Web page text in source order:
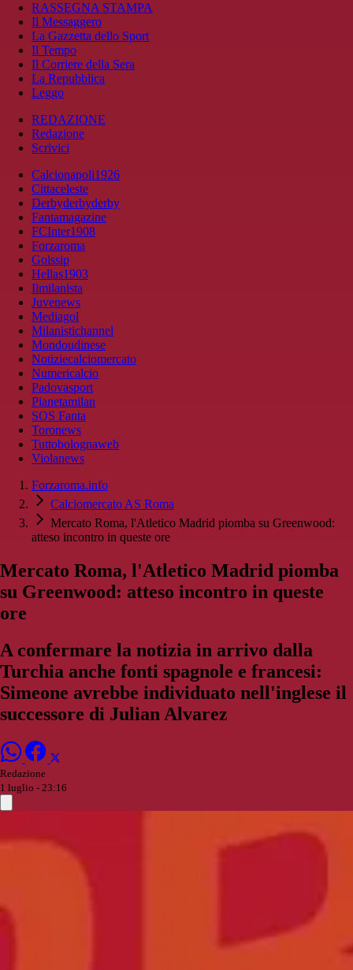
RASSEGNA STAMPA
Il Messaggero
La Gazzetta dello Sport
Il Tempo
Il Corriere della Sera
La Repubblica
Leggo
REDAZIONE
Redazione
Scrivici
Calcionapoli1926
Cittaceleste
Derbyderbyderby
Fantamagazine
FCInter1908
Forzaroma
Golssip
Hellas1903
Ilmilanista
Juvenews
Mediagol
Milanistichannel
Mondoudinese
Notiziecalciomercato
Numericalcio
Padovasport
Pianetamilan
SOS Fanta
Toronews
Tuttobolognaweb
Violanews
Forzaroma.info
Calciomercato AS Roma
Mercato Roma, l'Atletico Madrid piomba su Greenwood:
atteso incontro in queste ore
Mercato Roma, l'Atletico Madrid piomba
su Greenwood: atteso incontro in queste
ore
A confermare la notizia in arrivo dalla
Turchia anche fonti spagnole e francesi:
Simeone avrebbe individuato nell'inglese il
successore di Julian Alvarez
Redazione
1 luglio - 23:16